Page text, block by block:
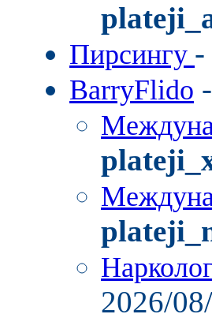
Пирсингу -
BarryFlido -
2026/